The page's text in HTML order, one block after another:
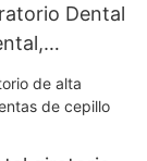
Dental